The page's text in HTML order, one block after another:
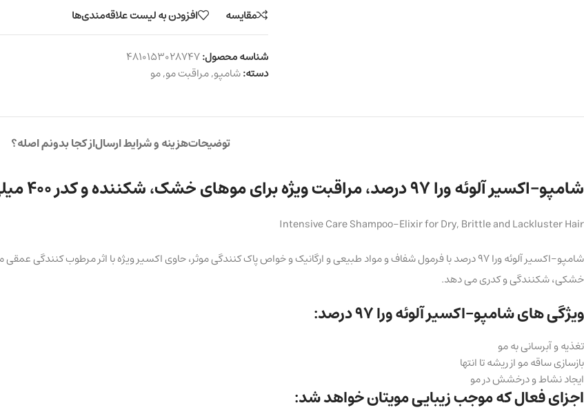
مقایسه افزودن به لیست علاقه‌مندی‌ها
شناسه محصول:4810153028747
دسته:شامپو,مراقبت مو,مو
توضیحاتهزینه و شرایط ارسالاز کجا بدونم اصله؟
شامپو-اکسیر آلوئه ورا 97 درصد، مراقبت ویژه برای موهای خشک، شکننده و کدر 400 میلی لیتر
Intensive Care Shampoo-Elixir for Dry, Brittle and Lackluster Hair
شامپو-اکسیر آلوئه ورا 97 درصد با فرمول شفاف و مواد طبیعی و ارگانیک و خواص پاک کنندگی موثر، حاوی اکسیر ویژه با اثر
خشکی، شکنندگی و کدری می دهد.
ویژگی های شامپو-اکسیر آلوئه ورا 97 درصد:
تغذیه و آبرسانی به مو
بازسازی ساقه مو از ریشه تا انتها
ایجاد نشاط و درخشش در مو
اجزای فعال که موجب زیبایی مویتان خواهد شد: